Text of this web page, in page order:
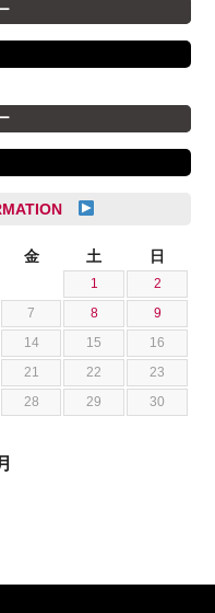
金 土 日
1
2
7 8
9
14 15
16
21 22
23
28 29
30